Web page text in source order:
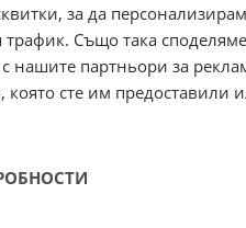
TIC246M TO220
за да
Също така
с нашите партньори за
сте им предоставили